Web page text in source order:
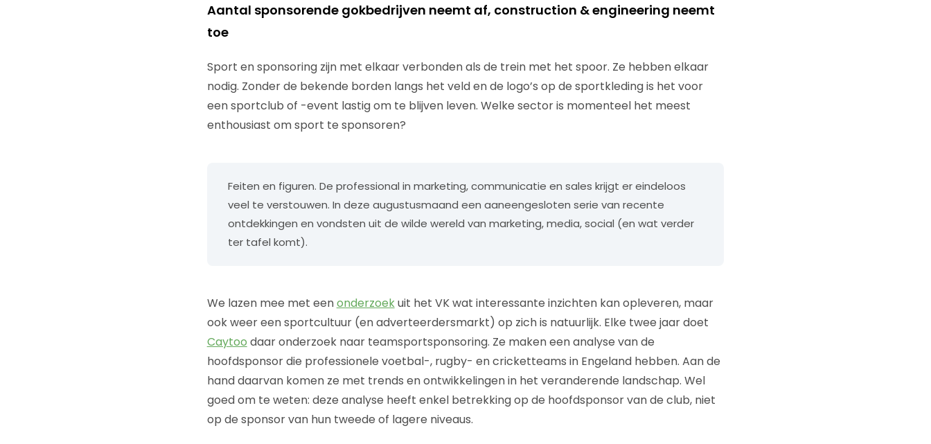
Aantal sponsorende gokbedrijven neemt af, construction & engineering neemt
toe
Sport en sponsoring zijn met elkaar verbonden als de trein met het spoor. Ze hebben elkaar
nodig. Zonder de bekende borden langs het veld en de logo’s op de sportkleding is het voor
een sportclub of -event lastig om te blijven leven. Welke sector is momenteel het meest
enthousiast om sport te sponsoren?
Feiten en figuren. De professional in marketing, communicatie en sales krijgt er eindeloos
veel te verstouwen. In deze augustusmaand een aaneengesloten serie van recente
ontdekkingen en vondsten uit de wilde wereld van marketing, media, social (en wat verder
ter tafel komt).
We lazen mee met eenonderzoekuit het VK wat interessante inzichten kan opleveren, maar
ook weer een sportcultuur (en adverteerdersmarkt) op zich is natuurlijk. Elke twee jaar doet
Caytoo daar onderzoek naar teamsportsponsoring. Ze maken een analyse van de
hoofdsponsor die professionele voetbal-, rugby- en cricketteams in Engeland hebben. Aan de
hand daarvan komen ze met trends en ontwikkelingen in het veranderende landschap. Wel
goed om te weten: deze analyse heeft enkel betrekking op de hoofdsponsor van de club, niet
op de sponsor van hun tweede of lagere niveaus.